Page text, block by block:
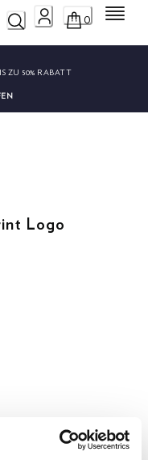
0 Menü
ZU 50% RABATT
Logo
11 JAHRE 13 JAHRE